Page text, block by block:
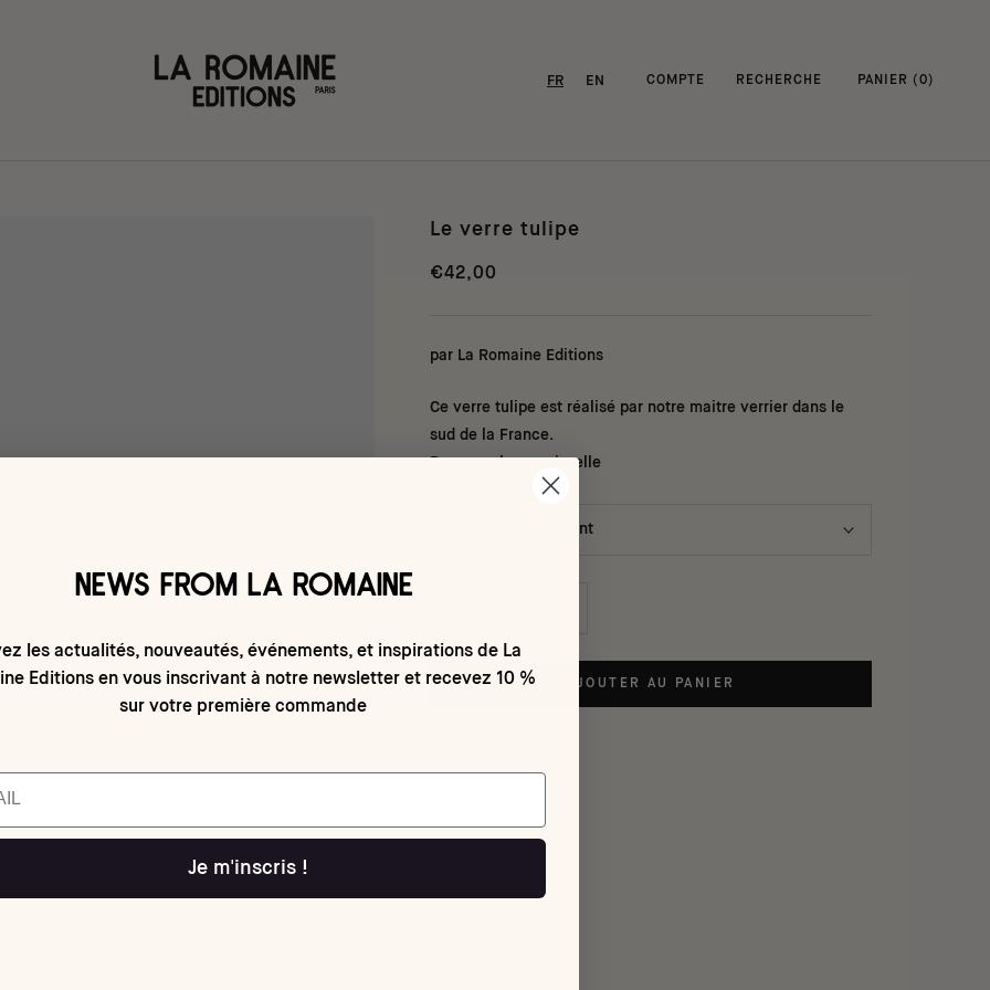
FR EN COMPTE RECHERCHE PANIER ( 0)
Le verre tulipe
€42,00
par La Romaine Editions
Ce verre tulipe est réalisé par notre maitre verrier dans le
sud de la France.
Passe au lave-vaisselle
transparent
AJOUTER AU PANIER
NEWS FROM LA ROMAINE
les actualités, nouveautés, événements, et inspirations de La
Editions en vous inscrivant à notre newsletter et recevez 10 %
sur votre première commande
Je m'inscris !